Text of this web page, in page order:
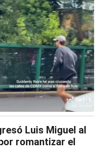
Luis Miguel al
romantizar el